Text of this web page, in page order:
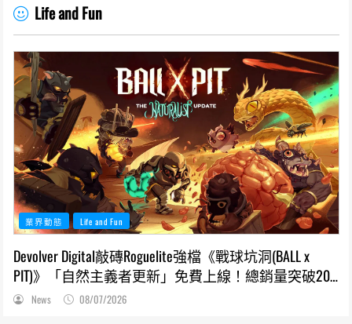
Life and Fun
業界動態 Life and Fun
Devolver Digital敲磚Roguelite強檔《戰球坑洞(BALL x
PIT)》「自然主義者更新」免費上線！總銷量突破200
萬份，遊戲史低66折熱銷中
News 08/07/2026